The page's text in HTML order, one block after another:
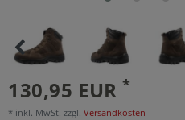
130,95 EUR*
* inkl. MwSt. zzgl. Versandkosten